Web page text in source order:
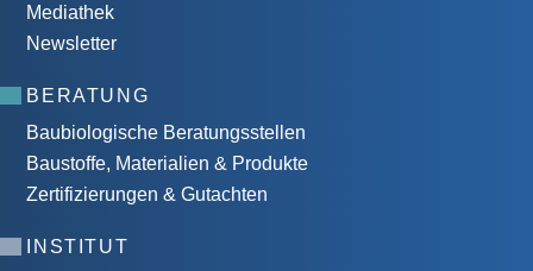
Mediathek
Newsletter
BERATUNG
Baubiologische Beratungsstellen
Baustoffe, Materialien & Produkte
Zertifizierungen & Gutachten
INSTITUT